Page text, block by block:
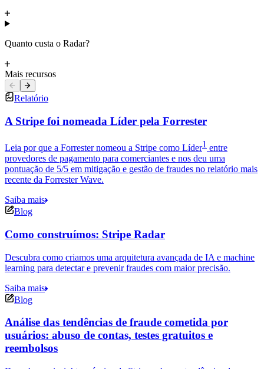
Quanto custa o Radar?
Mais recursos
Relatório
A Stripe foi nomeada Líder pela Forrester
Leia por que a Forrester nomeou a Stripe como Líder1 entre
provedores de pagamento para comerciantes e nos deu uma
pontuação de 5/5 em mitigação e gestão de fraudes no relatório mais
recente da Forrester Wave.
Saiba mais
Blog
Como construímos: Stripe Radar
Descubra como criamos uma arquitetura avançada de IA e machine
learning para detectar e prevenir fraudes com maior precisão.
Saiba mais
Blog
Análise das tendências de fraude cometida por
usuários: abuso de contas, testes gratuitos e
reembolsos